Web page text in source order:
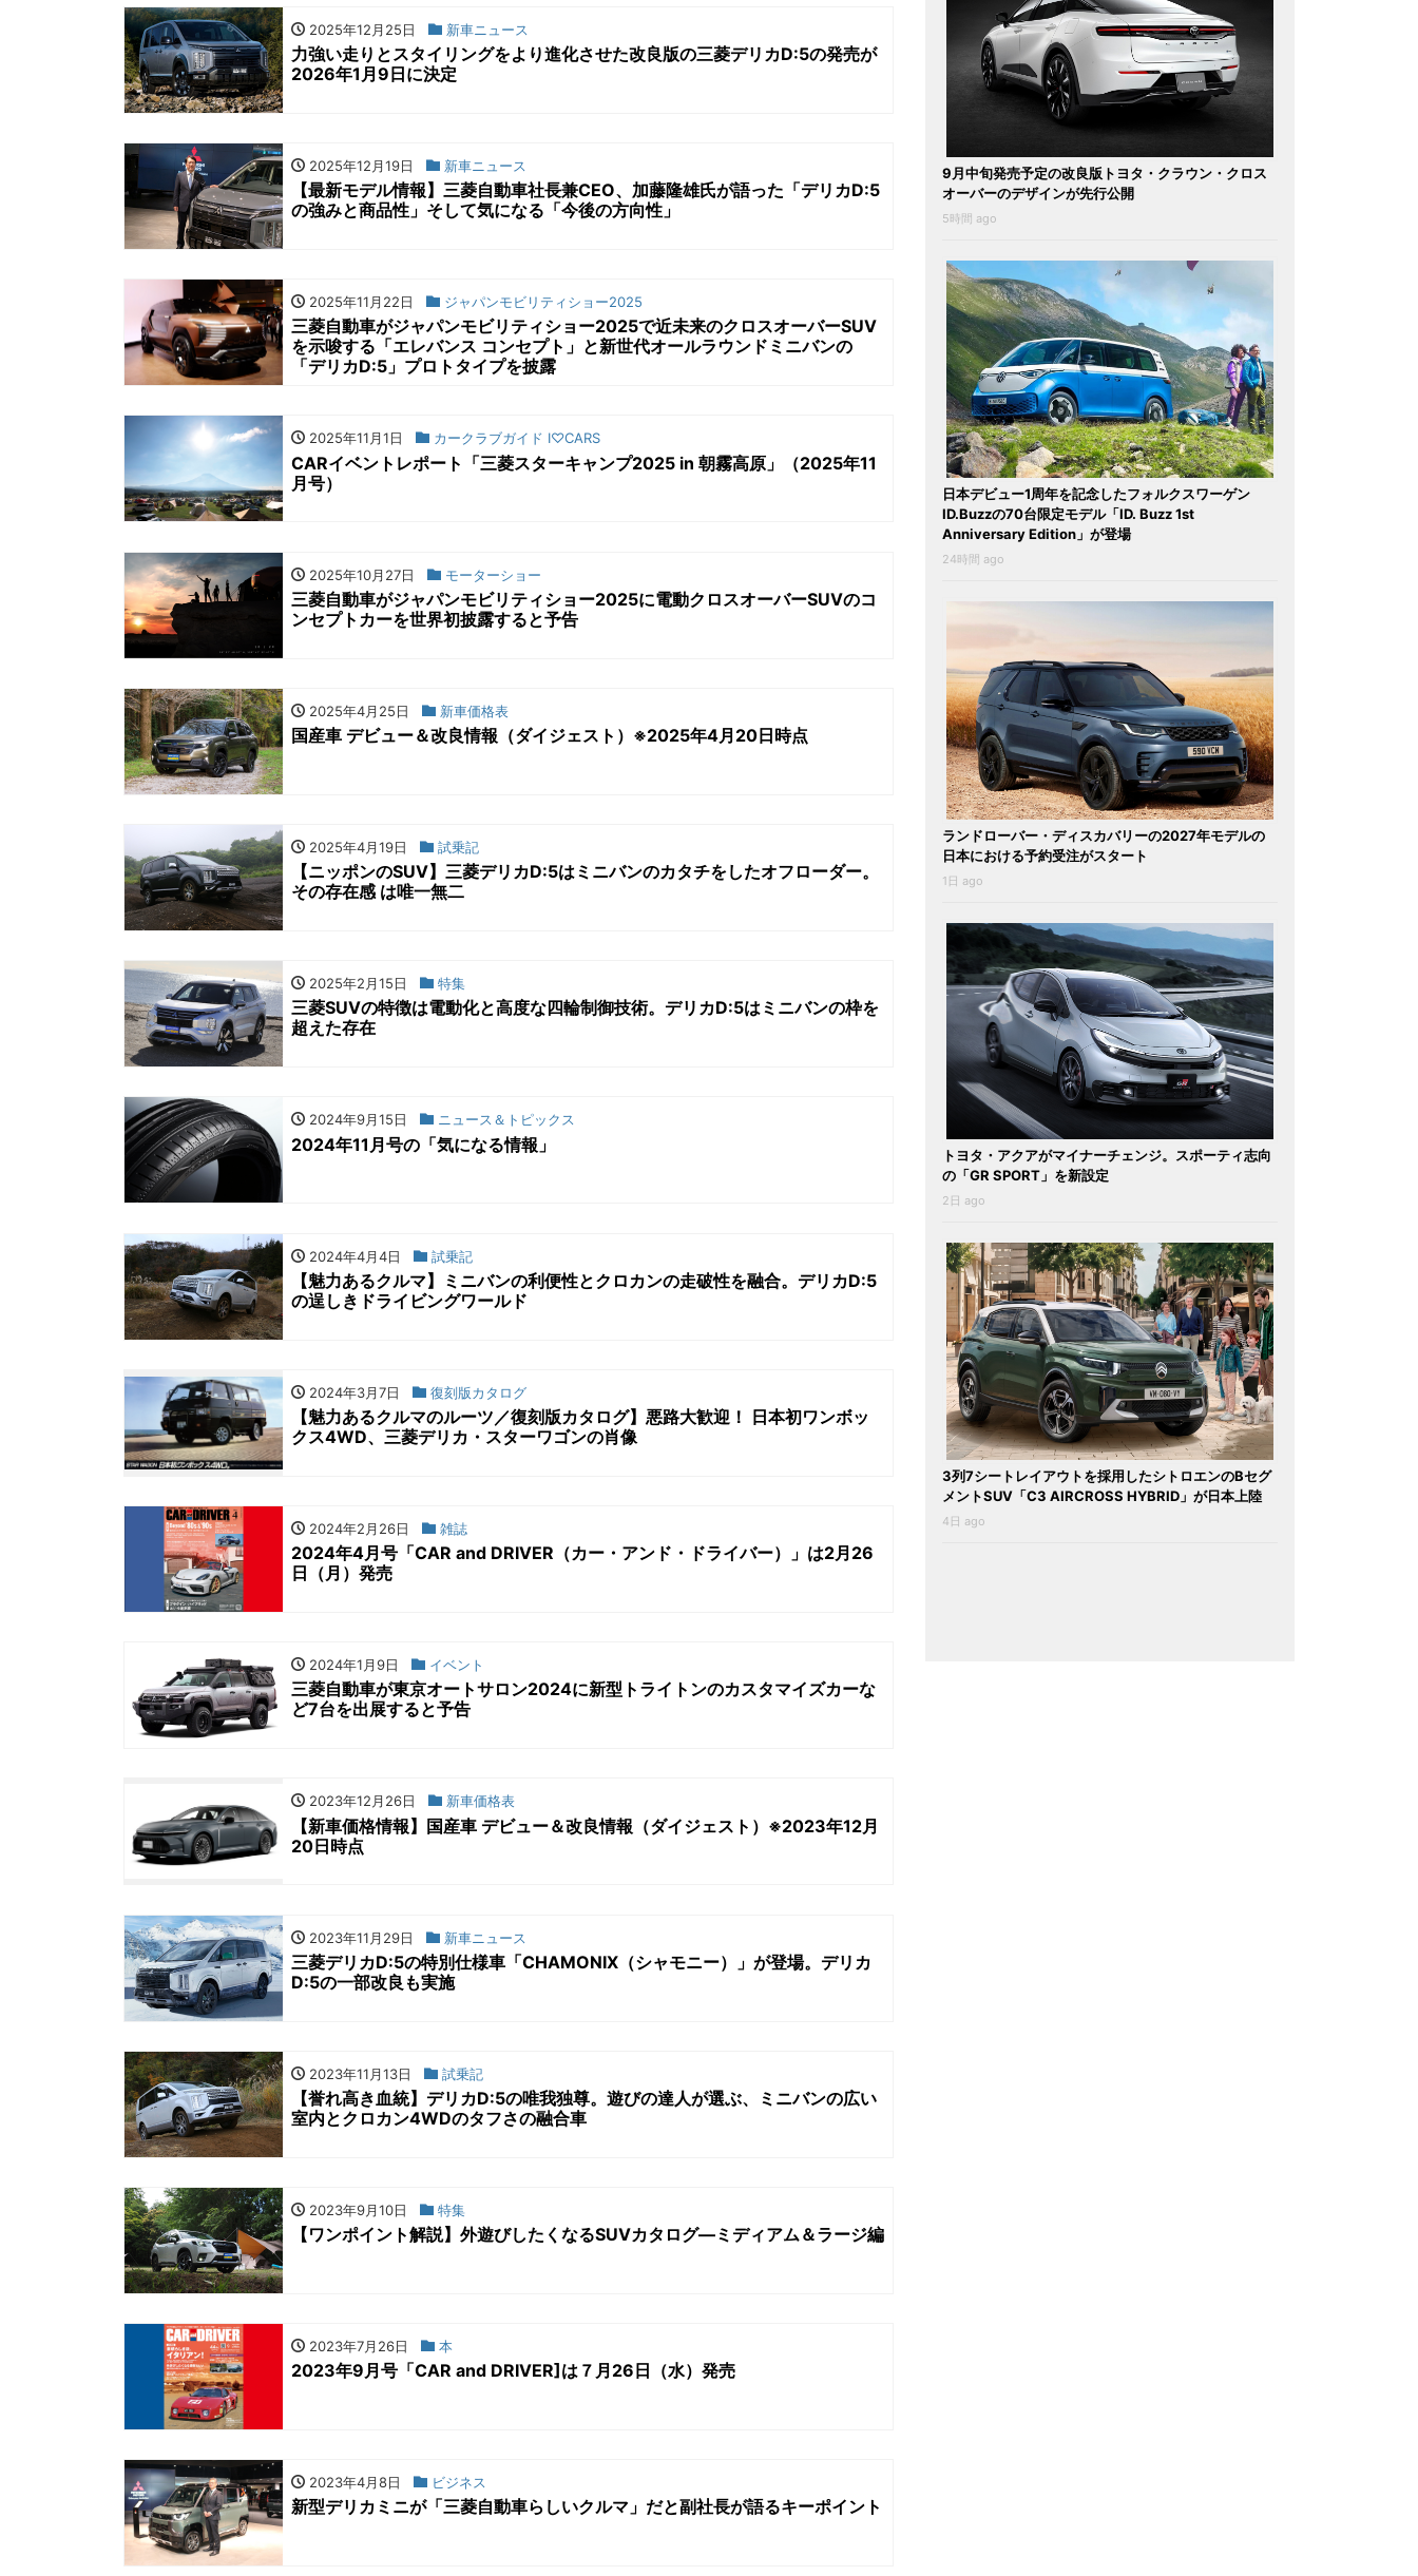
2025年12月25日 新車ニュース
力強い走りとスタイリングをより進化させた改良版の三菱デリカD:5の発売が
2026年1月9日に決定
2025年12月19日 新車ニュース
【最新モデル情報】三菱自動車社長兼CEO、加藤隆雄氏が語った「デリカD:5
の強みと商品性」そして気になる「今後の方向性」
2025年11月22日 ジャパンモビリティショー2025
三菱自動車がジャパンモビリティショー2025で近未来のクロスオーバーSUV
を示唆する「エレバンス コンセプト」と新世代オールラウンドミニバンの
「デリカD:5」プロトタイプを披露
2025年11月1日 カークラブガイド I♡CARS
CARイベントレポート「三菱スターキャンプ2025 in 朝霧高原」（2025年11
月号）
2025年10月27日 モーターショー
三菱自動車がジャパンモビリティショー2025に電動クロスオーバーSUVのコ
ンセプトカーを世界初披露すると予告
2025年4月25日 新車価格表
国産車 デビュー＆改良情報（ダイジェスト）※2025年4月20日時点
2025年4月19日 試乗記
【ニッポンのSUV】三菱デリカD:5はミニバンのカタチをしたオフローダー。
その存在感 は唯一無二
2025年2月15日 特集
三菱SUVの特徴は電動化と高度な四輪制御技術。デリカD:5はミニバンの枠を
超えた存在
2024年9月15日 ニュース＆トピックス
2024年11月号の「気になる情報」
2024年4月4日 試乗記
【魅力あるクルマ】ミニバンの利便性とクロカンの走破性を融合。デリカD:5
の逞しきドライビングワールド
2024年3月7日 復刻版カタログ
【魅力あるクルマのルーツ／復刻版カタログ】悪路大歓迎！ 日本初ワンボッ
クス4WD、三菱デリカ・スターワゴンの肖像
2024年2月26日 雑誌
2024年4月号「CAR and DRIVER（カー・アンド・ドライバー）」は2月26
日（月）発売
2024年1月9日 イベント
三菱自動車が東京オートサロン2024に新型トライトンのカスタマイズカーな
ど7台を出展すると予告
2023年12月26日 新車価格表
【新車価格情報】国産車 デビュー＆改良情報（ダイジェスト）※2023年12月
20日時点
2023年11月29日 新車ニュース
三菱デリカD:5の特別仕様車「CHAMONIX（シャモニー）」が登場。デリカ
D:5の一部改良も実施
2023年11月13日 試乗記
【誉れ高き血統】デリカD:5の唯我独尊。遊びの達人が選ぶ、ミニバンの広い
室内とクロカン4WDのタフさの融合車
2023年9月10日 特集
【ワンポイント解説】外遊びしたくなるSUVカタログ―ミディアム＆ラージ編
2023年7月26日 本
2023年9月号「CAR and DRIVER]は７月26日（水）発売
2023年4月8日 ビジネス
新型デリカミニが「三菱自動車らしいクルマ」だと副社長が語るキーポイント
9月中旬発売予定の改良版トヨタ・クラウン・クロス
オーバーのデザインが先行公開
5時間 ago
日本デビュー1周年を記念したフォルクスワーゲン
ID.Buzzの70台限定モデル「ID. Buzz 1st
Anniversary Edition」が登場
24時間 ago
ランドローバー・ディスカバリーの2027年モデルの
日本における予約受注がスタート
1日 ago
トヨタ・アクアがマイナーチェンジ。スポーティ志向
の「GR SPORT」を新設定
2日 ago
3列7シートレイアウトを採用したシトロエンのBセグ
メントSUV「C3 AIRCROSS HYBRID」が日本上陸
4日 ago